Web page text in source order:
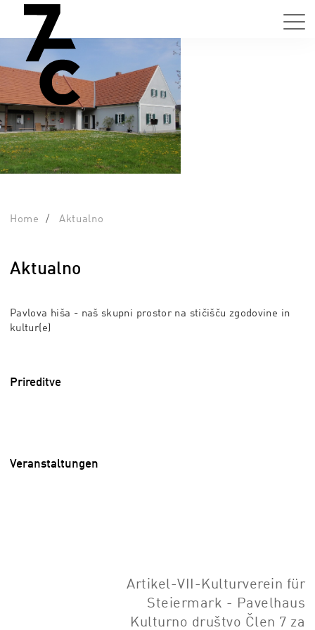
Home Aktualno
Aktualno
Pavlova hiša - naš skupni prostor na stičišču zgodovine in
kultur(e)
Prireditve
Veranstaltungen
Artikel-VII-Kulturverein für
Steiermark - Pavelhaus
Kulturno društvo Člen 7 za